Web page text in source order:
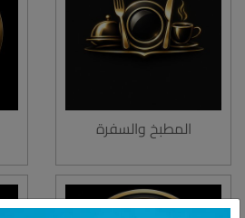
المطبخ والسفرة